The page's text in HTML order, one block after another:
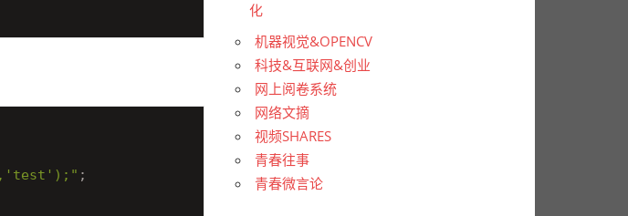
;
化
机器视觉&OPENCV
科技&互联网&创业
网上阅卷系统
网络文摘
视频SHARES
青春往事
青春微言论